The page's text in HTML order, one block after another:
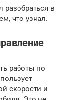
в
что узнал.
работы по
скорости и